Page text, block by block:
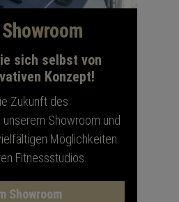
sich selbst von
Konzept!
Zukunft des
Showroom und
Möglichkeiten
Fitnessstudios.
Showroom